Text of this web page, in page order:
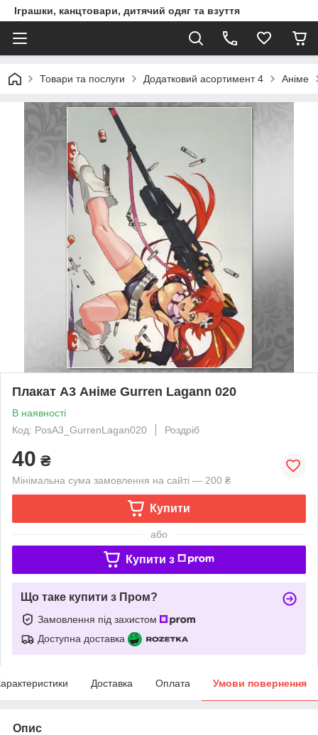
Іграшки, канцтовари, дитячий одяг та взуття
Товари та послуги Додатковий асортимент 4 Аніме
Плакат A3 Аніме Gurren Lagann 020
В наявності
Код: PosА3_GurrenLagan020
Роздріб
40 ₴
Мінімальна сума замовлення на сайті — 200 ₴
Купити
або
Купити з
Що таке купити з Пром?
Замовлення під захистом
Доступна доставка
Доставка Оплата Умови повернення
Опис